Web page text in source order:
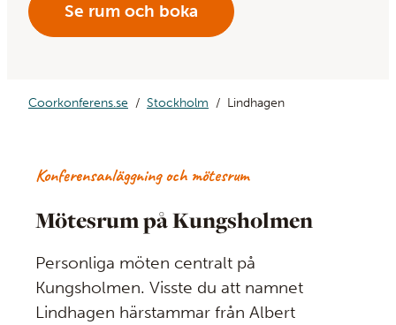
Se rum och boka
Coorkonferens.se Stockholm Lindhagen
Konferensanläggning och mötesrum
Mötesrum på Kungsholmen
Personliga möten centralt på
Kungsholmen. Visste du att namnet
Lindhagen härstammar från Albert